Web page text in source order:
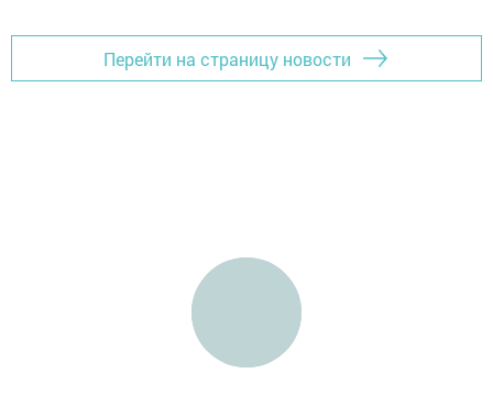
Перейти на страницу новости